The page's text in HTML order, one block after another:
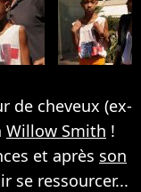
de cheveux (ex-
Willow Smith !
et après son
se ressourcer...